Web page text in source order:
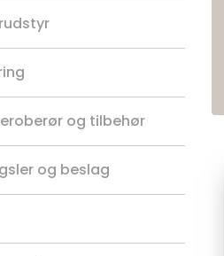
og tilbehør
og beslag